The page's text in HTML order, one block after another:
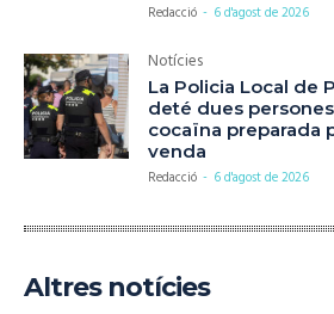
Redacció - 6 d'agost de 2026
Notícies
La Policia Local de
deté dues
cocaïna preparada
venda
Redacció - 6 d'agost de 2026
Altres notícies